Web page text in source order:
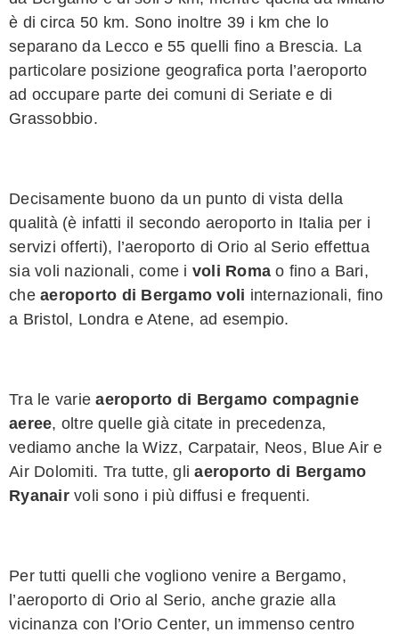
è di circa 50 km. Sono inoltre 39 i km che lo
separano da Lecco e 55 quelli fino a Brescia. La
particolare posizione geografica porta l’aeroporto
ad occupare parte dei comuni di Seriate e di
Grassobbio.
Decisamente buono da un punto di vista della
qualità (è infatti il secondo aeroporto in Italia per i
servizi offerti), l’aeroporto di Orio al Serio effettua
sia voli nazionali, come i voli Romao fino a Bari,
che aeroporto di Bergamo voli internazionali, fino
a Bristol, Londra e Atene, ad esempio.
Tra le varieaeroporto di Bergamo compagnie
aeree, oltre quelle già citate in precedenza,
vediamo anche la Wizz, Carpatair, Neos, Blue Air e
Air Dolomiti. Tra tutte, gliaeroporto di Bergamo
Ryanair voli sono i più diffusi e frequenti.
Per tutti quelli che vogliono venire a Bergamo,
l’aeroporto di Orio al Serio, anche grazie alla
vicinanza con l’Orio Center, un immenso centro